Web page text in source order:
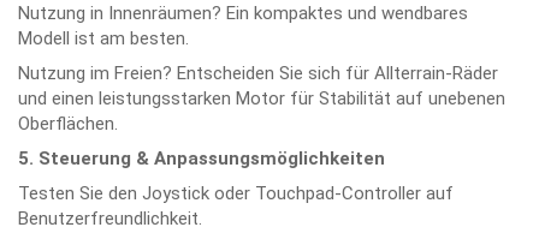
Nutzung in Innenräumen? Ein kompaktes und wendbares
Modell ist am besten.
Nutzung im Freien? Entscheiden Sie sich für Allterrain-Räder
und einen leistungsstarken Motor für Stabilität auf unebenen
Oberflächen.
5. Steuerung & Anpassungsmöglichkeiten
Testen Sie den Joystick oder Touchpad-Controller auf
Benutzerfreundlichkeit.